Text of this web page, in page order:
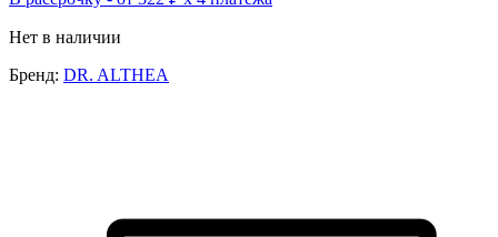
Нет в наличии
Бренд: DR. ALTHEA